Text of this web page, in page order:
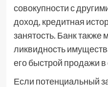
совокупности с
доход, кредитная
занятость. Банк также
ликвидность
его быстрой продажи
Если потенциальный